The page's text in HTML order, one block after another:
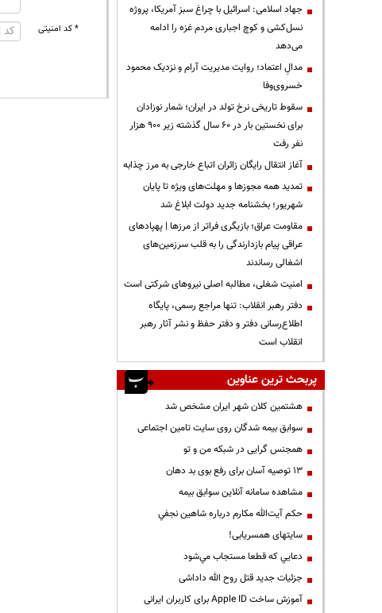
* کد امنیتی
جهاد اسلامی: اسرائیل با چراغ سبز آمریکا، پروژه
نسل‌کشی و کوچ اجباری مردم غزه را ادامه
می‌دهد
مدالِ اعتماد؛ روایت مدیریت آرام و نزدیک محمود
خسروی‌وفا
سقوط تاریخی نرخ تولد در ایران؛ شمار نوزادان
برای نخستین بار در ۶۰ سال گذشته زیر ۹۰۰ هزار
نفر رفت
آغاز انتقال رایگان زائران اتباع خارجی به مرز چذابه
تمدید همه مجوزها و مهلت‌های ویژه تا پایان
شهریور؛ بخشنامه جدید دولت ابلاغ شد
مقاومت عراق؛ بازیگری فراتر از مرزها | پهپادهای
عراقی پیام بازدارندگی را به قلب سرزمین‌های
اشغالی رساندند
‌امنیت شغلی، مطالبه اصلی نیروهای شرکتی است
دفتر رهبر انقلاب: تنها مراجع رسمی، پایگاه
اطلاع‌رسانی دفتر و دفتر حفظ و نشر آثار رهبر
انقلاب است
پربحث ترین عناوین
هشتمین کلان شهر ایران مشخص شد
سوابق بیمه شدگان روی سایت تامین اجتماعی
همجنس گرایی در شبکه من و تو
13 توصیه آسان برای رفع بوی بد دهان
مشاهده سامانه آنلاين سوابق بیمه
حكم آيت‌الله مكارم درباره شاهين نجفي
سایتهای همسریابی!
دعايي كه قطعا مستجاب مي‌شود
جزئیات جدید قتل روح الله داداشی
آموزش ساخت Apple ID برای کاربران ایرانی